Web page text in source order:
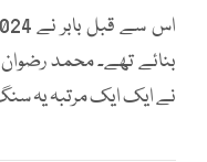
نے ایک ایک مرتبہ یہ